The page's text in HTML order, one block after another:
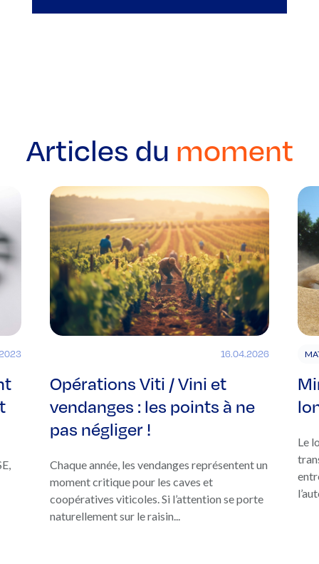
Articles du moment
16.04.2026
Opérations Viti / Vini et
vendanges : les points à ne
pas négliger !
Chaque année, les vendanges représentent un
moment critique pour les caves et
coopératives viticoles. Si l’attention se porte
naturellement sur le raisin...
Le